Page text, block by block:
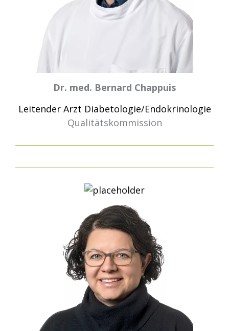
Dr. med. Bernard Chappuis
Leitender Arzt Diabetologie/Endokrinologie
Qualitätskommission